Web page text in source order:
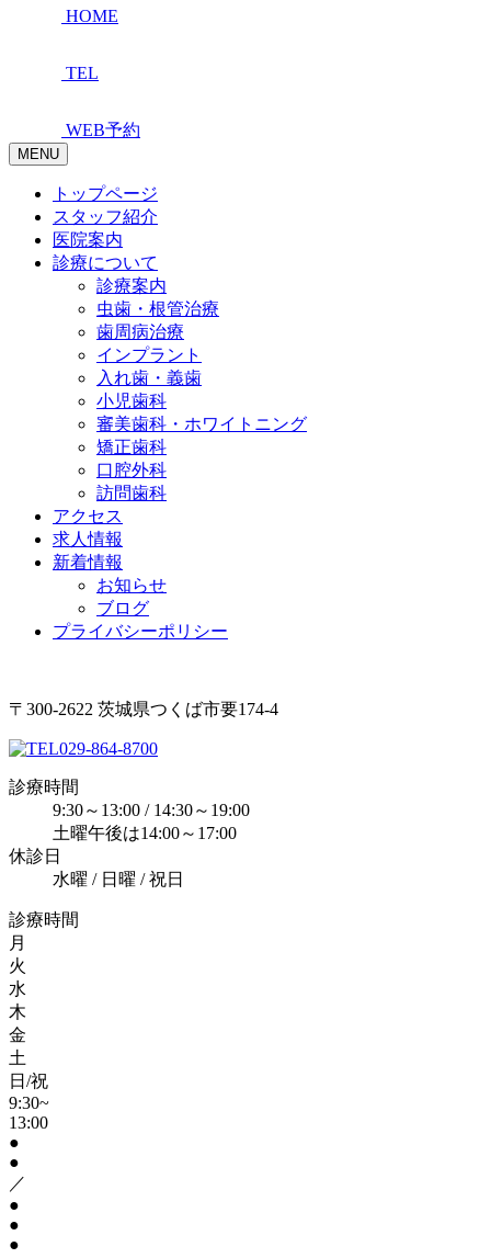
HOME
TEL
WEB予約
MENU
トップページ
スタッフ紹介
医院案内
診療について
診療案内
虫歯・根管治療
歯周病治療
インプラント
入れ歯・義歯
小児歯科
審美歯科・ホワイトニング
矯正歯科
口腔外科
訪問歯科
アクセス
求人情報
新着情報
お知らせ
ブログ
プライバシーポリシー
〒300-2622 茨城県つくば市要174-4
029-864-8700
診療時間
9:30～13:00 / 14:30～19:00
土曜午後は14:00～17:00
休診日
水曜 / 日曜 / 祝日
診療時間
月
火
水
木
金
土
日/祝
9:30~
13:00
●
●
／
●
●
●